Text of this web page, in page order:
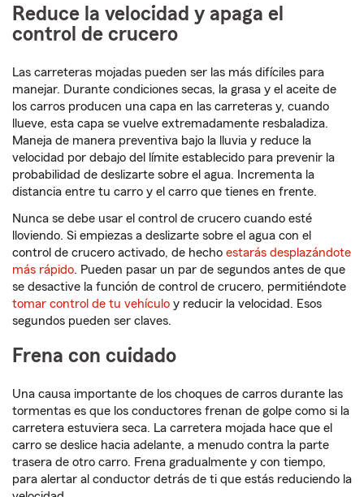
Reduce la velocidad y apaga el
control de crucero
Las carreteras mojadas pueden ser las más difíciles para
manejar. Durante condiciones secas, la grasa y el aceite de
los carros producen una capa en las carreteras y, cuando
llueve, esta capa se vuelve extremadamente resbaladiza.
Maneja de manera preventiva bajo la lluvia y reduce la
velocidad por debajo del límite establecido para prevenir la
probabilidad de deslizarte sobre el agua. Incrementa la
distancia entre tu carro y el carro que tienes en frente.
Nunca se debe usar el control de crucero cuando esté
lloviendo. Si empiezas a deslizarte sobre el agua con el
control de crucero activado, de hecho estarás desplazándote
más rápido. Pueden pasar un par de segundos antes de que
se desactive la función de control de crucero, permitiéndote
tomar control de tu vehículo y reducir la velocidad. Esos
segundos pueden ser claves.
Frena con cuidado
Una causa importante de los choques de carros durante las
tormentas es que los conductores frenan de golpe como si la
carretera estuviera seca. La carretera mojada hace que el
carro se deslice hacia adelante, a menudo contra la parte
trasera de otro carro. Frena gradualmente y con tiempo,
para alertar al conductor detrás de ti que estás reduciendo la